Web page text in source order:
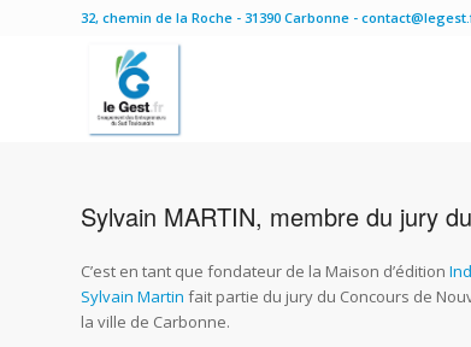
32, chemin de la Roche - 31390 Carbonne -
Sylvain MARTIN, membre du jury
C’est en tant que fondateur de la Maison d’édition
Sylvain Martin fait partie du jury du Concours de
la ville de Carbonne.